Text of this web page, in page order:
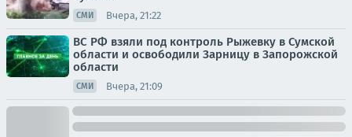
СМИ Вчера, 21:22
ВС РФ взяли под контроль Рыжевку в Сумской
области и освободили Зарницу в Запорожской
области
СМИ Вчера, 21:09